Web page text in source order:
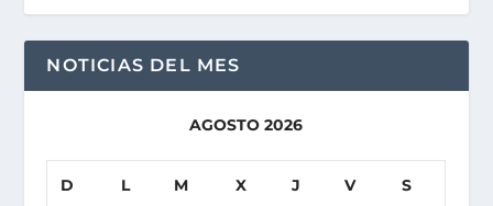
NOTICIAS DEL MES
AGOSTO 2026
D L M X J V S